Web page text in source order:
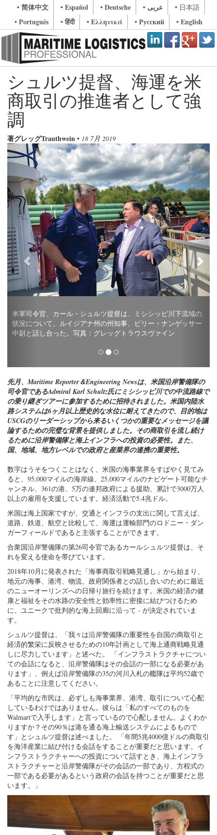
• 简体中文 • Español • Deutsche • عربى • 日本語
• Português • हिंदी • Ελληνικά • Русский • English
シュルツ提督、海運を米
商取引の推進者として強
調
著グレッグTrauthwein • 18 7月 2019
米軍司令官、カール・シュルツ提督は、ミシシッピ川下流域の
状況について、ルイジアナ州の州知事、ビリー・ナンゲッサー
中尉と話し合った。写真：グレッグトラウスヴァイン
Previous Next
先月、Maritime Reporter＆Engineering Newsは、米国沿岸警備隊の
司令官であるAdmiral Karl Schultz氏にミシシッピ川での中流路線で
の乗り継ぎツアーに参加するために招待されました。米国内陸水
路システムは6ヶ月以上歴史的な水位に耐えてきたので、目的地は
USCGのリーダーシップから来るいくつかの重要なメッセージを議
論するための完璧な背景を提供しました。その商取引を流し続け
るために沿岸警備隊と海上インフラへの投資の必要性。また、
国、地域、地方レベルでの政府と産業界の連携の重要性。
数字はうそをつくことはなく、米国の海事業界をすばやく見てみ
ると、95,000マイルの海岸線、25,000マイルのナビゲート可能なチ
ャンネル、361の港、5万の連邦政府による援助、累計で3000万人
以上の雇用を支援しています。経済活動で5.4兆ドル。
米国は海上国家ですが、交通とインフラの支出に関して言えば、
道路、鉄道、航空と比較して、海運は運輸部門のロドニー・ダン
ガーフィールドであると主張することができます。
合衆国沿岸警備隊の第26司令官であるカールシュルツ提督は、そ
れを変える使命を帯びています。
2018年10月に発表された「海事商取引戦略見通し」から始まり、
地元の海事、港湾、物流、政府関係者との話し合いのために最近
のニューオーリンズへの日帰り旅行を続けます。米国の経済の健
康と福祉をその水路の安全性と効率性に密接に結びつけるため
に、ユニークで批判的な海上回廊に沿って - が決定されていま
す。
シュルツ提督は、「我々は沿岸警備隊の重要性を自国の商取引と
経済的繁栄に反映させるための10年計画として海上通商戦略見通
しに尽力しています」と述べた。 「インフラストラクチャについ
ての会話になると、沿岸警備隊はその会話の一部になる必要があ
ります」、例えば沿岸警備隊の35の河川入札の艦隊は平均52歳で
あることに注意してください。
「平均的な市民は、必ずしも海事業界、港湾、取引について心配
しているわけではありません。彼らは「私のすべてのものを
Walmartで入手します」と言っているので心配しません。よくわか
りますか？その90％は港を通る海上輸送システムによるもので
す」とシュルツ提督は述べました。 「年間5兆4000億ドルの商取引
を海洋産業に結び付ける会話をすることが重要だと思います。イ
ンフラストラクチャーへの投資について話すとき、海上インフラ
ストラクチャーと沿岸警備隊がその会話の一部であり、方程式の
一部である必要があるという政府の会話を持つことが重要だと思
います。」